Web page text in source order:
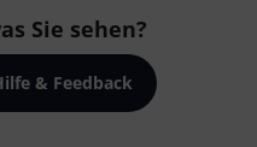
Sie sehen?
& Feedback